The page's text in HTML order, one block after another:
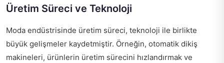
Üretim Süreci ve Teknoloji
Moda endüstrisinde üretim süreci, teknoloji ile birlikte
büyük gelişmeler kaydetmiştir. Örneğin, otomatik dikiş
makineleri, ürünlerin üretim sürecini hızlandırmak ve